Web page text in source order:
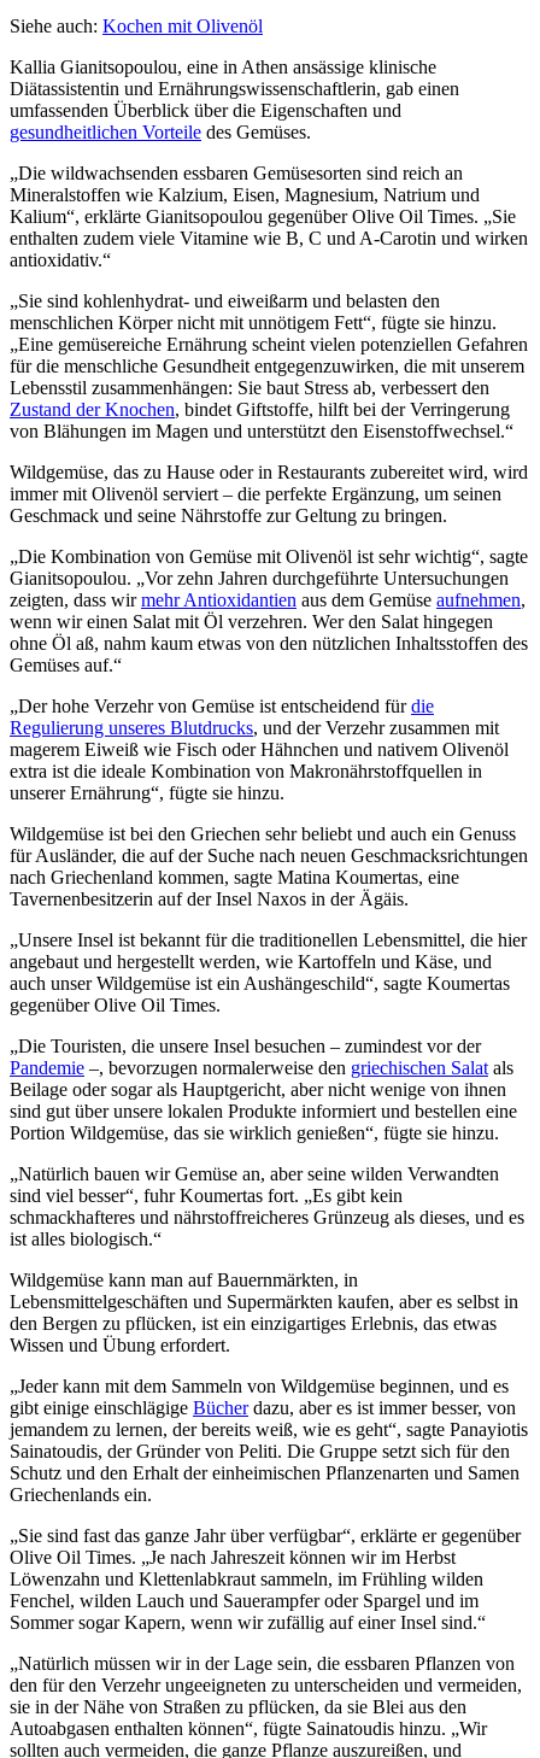
Siehe auch: Kochen mit Olivenöl
Kallia Gianitsopoulou, eine in Athen ansässige klinische
Diätassistentin und Ernährungswissenschaftlerin, gab einen
umfassenden Überblick über die Eigenschaften und
gesundheitlichen Vorteile des Gemüses.
„Die wildwachsenden essbaren Gemüsesorten sind reich an
Mineralstoffen wie Kalzium, Eisen, Magnesium, Natrium und
Kalium“, erklärte Gianitsopoulou gegenüber Olive Oil Times. „Sie
enthalten zudem viele Vitamine wie B, C und A-Carotin und wirken
antioxidativ.“
„Sie sind kohlenhydrat- und eiweißarm und belasten den
menschlichen Körper nicht mit unnötigem Fett“, fügte sie hinzu.
„Eine gemüsereiche Ernährung scheint vielen potenziellen Gefahren
für die menschliche Gesundheit entgegenzuwirken, die mit unserem
Lebensstil zusammenhängen: Sie baut Stress ab, verbessert den
Zustand der Knochen, bindet Giftstoffe, hilft bei der Verringerung
von Blähungen im Magen und unterstützt den Eisenstoffwechsel.“
Wildgemüse, das zu Hause oder in Restaurants zubereitet wird, wird
immer mit Olivenöl serviert – die perfekte Ergänzung, um seinen
Geschmack und seine Nährstoffe zur Geltung zu bringen.
„Die Kombination von Gemüse mit Olivenöl ist sehr wichtig“, sagte
Gianitsopoulou. „Vor zehn Jahren durchgeführte Untersuchungen
zeigten, dass wirmehr Antioxidantien aus dem Gemüse aufnehmen,
wenn wir einen Salat mit Öl verzehren. Wer den Salat hingegen
ohne Öl aß, nahm kaum etwas von den nützlichen Inhaltsstoffen des
Gemüses auf.“
„Der hohe Verzehr von Gemüse ist entscheidend fürdie
Regulierung unseres Blutdrucks, und der Verzehr zusammen mit
magerem Eiweiß wie Fisch oder Hähnchen und nativem Olivenöl
extra ist die ideale Kombination von Makronährstoffquellen in
unserer Ernährung“, fügte sie hinzu.
Wildgemüse ist bei den Griechen sehr beliebt und auch ein Genuss
für Ausländer, die auf der Suche nach neuen Geschmacksrichtungen
nach Griechenland kommen, sagte Matina Koumertas, eine
Tavernenbesitzerin auf der Insel Naxos in der Ägäis.
„Unsere Insel ist bekannt für die traditionellen Lebensmittel, die hier
angebaut und hergestellt werden, wie Kartoffeln und Käse, und
auch unser Wildgemüse ist ein Aushängeschild“, sagte Koumertas
gegenüber Olive Oil Times.
„Die Touristen, die unsere Insel besuchen – zumindest vor der
Pandemie –, bevorzugen normalerweise den griechischen Salat als
Beilage oder sogar als Hauptgericht, aber nicht wenige von ihnen
sind gut über unsere lokalen Produkte informiert und bestellen eine
Portion Wildgemüse, das sie wirklich genießen“, fügte sie hinzu.
„Natürlich bauen wir Gemüse an, aber seine wilden Verwandten
sind viel besser“, fuhr Koumertas fort. „Es gibt kein
schmackhafteres und nährstoffreicheres Grünzeug als dieses, und es
ist alles biologisch.“
Wildgemüse kann man auf Bauernmärkten, in
Lebensmittelgeschäften und Supermärkten kaufen, aber es selbst in
den Bergen zu pflücken, ist ein einzigartiges Erlebnis, das etwas
Wissen und Übung erfordert.
„Jeder kann mit dem Sammeln von Wildgemüse beginnen, und es
gibt einige einschlägige Bücherdazu, aber es ist immer besser, von
jemandem zu lernen, der bereits weiß, wie es geht“, sagte Panayiotis
Sainatoudis, der Gründer von Peliti. Die Gruppe setzt sich für den
Schutz und den Erhalt der einheimischen Pflanzenarten und Samen
Griechenlands ein.
„Sie sind fast das ganze Jahr über verfügbar“, erklärte er gegenüber
Olive Oil Times. „Je nach Jahreszeit können wir im Herbst
Löwenzahn und Klettenlabkraut sammeln, im Frühling wilden
Fenchel, wilden Lauch und Sauerampfer oder Spargel und im
Sommer sogar Kapern, wenn wir zufällig auf einer Insel sind.“
„Natürlich müssen wir in der Lage sein, die essbaren Pflanzen von
den für den Verzehr ungeeigneten zu unterscheiden und vermeiden,
sie in der Nähe von Straßen zu pflücken, da sie Blei aus den
Autoabgasen enthalten können“, fügte Sainatoudis hinzu. „Wir
sollten auch vermeiden, die ganze Pflanze auszureißen, und